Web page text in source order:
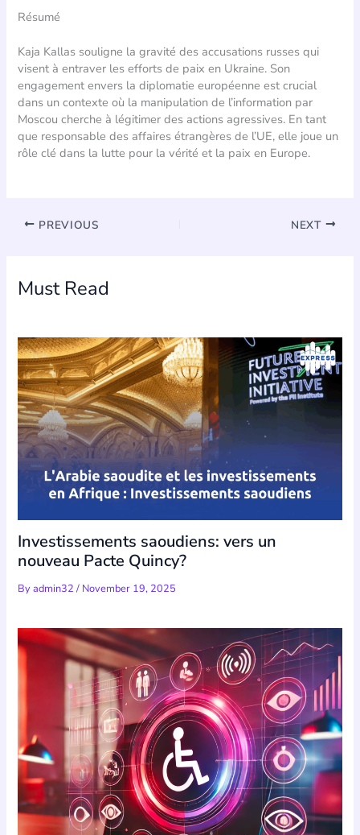
Résumé
Kaja Kallas souligne la gravité des accusations russes qui
visent à entraver les efforts de paix en Ukraine. Son
engagement envers la diplomatie européenne est crucial
dans un contexte où la manipulation de l’information par
Moscou cherche à légitimer des actions agressives. En tant
que responsable des affaires étrangères de l’UE, elle joue un
rôle clé dans la lutte pour la vérité et la paix en Europe.
PREVIOUS NEXT
Must Read
Investissements saoudiens: vers un
nouveau Pacte Quincy?
Byadmin32/ November 19, 2025